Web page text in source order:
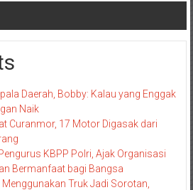
Daerah, Bobby: Kalau yang Enggak
Naik
Curanmor, 17 Motor Digasak dari
KBPP Polri, Ajak Organisasi
Bermanfaat bagi Bangsa
Truk Jadi Sorotan,